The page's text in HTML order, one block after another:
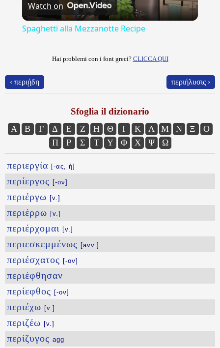
Video
Watch on
Spaghetti alla Mezzanotte Recipe
Hai problemi con i font greci? CLICCA QUI
‹ περιῄδη περιήλυσις ›
Sfoglia il dizionario
Α Β Γ Δ Ε Ζ Η Θ Ι Κ Λ Μ Ν Ξ
Ο
Π
Ρ Σ Τ Υ Φ Χ Ψ Ω
περιεργία [-ας, ἡ]
περίεργος [-ον]
περιέργω [v.]
περιέρρω [v.]
περιέρχομαι [v.]
περιεσκεμμένως [avv.]
περιέσχατος [-ον]
περιέφθησαν
περίεφθος [-ον]
περιέχω [v.]
περιζέω [v.]
περίζυγος agg